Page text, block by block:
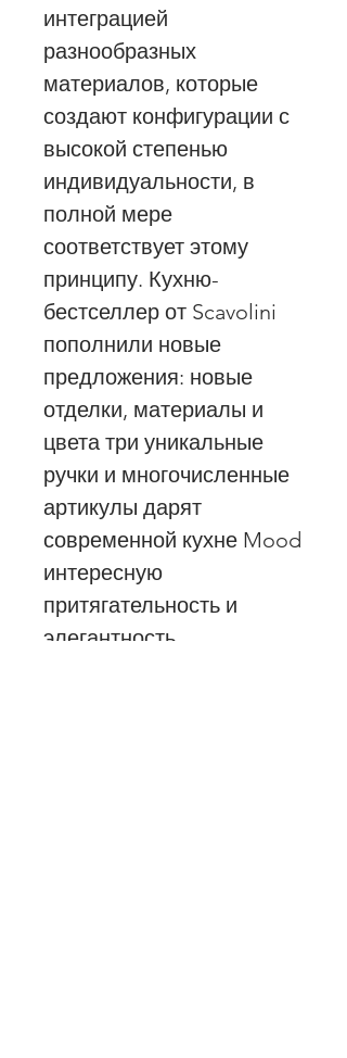
интеграцией
разнообразных
материалов, которые
создают конфигурации с
высокой степенью
индивидуальности, в
полной мере
соответствует этому
принципу. Кухню-
бестселлер от Scavolini
пополнили новые
предложения: новые
отделки, материалы и
цвета три уникальные
ручки и многочисленные
артикулы дарят
современной кухне Mood
интересную
притягательность и
элегантность,